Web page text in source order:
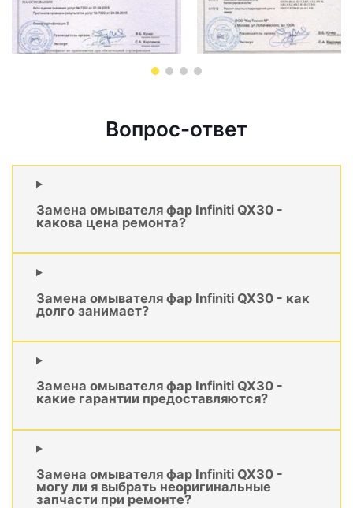
Вопрос-ответ
Замена омывателя фар Infiniti QX30 -
какова цена ремонта?
Замена омывателя фар Infiniti QX30 - как
долго занимает?
Замена омывателя фар Infiniti QX30 -
какие гарантии предоставляются?
Замена омывателя фар Infiniti QX30 -
могу ли я выбрать неоригинальные
запчасти при ремонте?